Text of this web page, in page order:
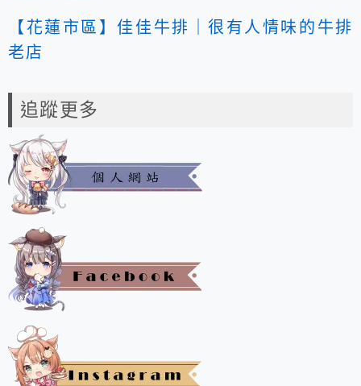
【花蓮市區】佳佳牛排｜很有人情味的牛排
老店
追蹤更多